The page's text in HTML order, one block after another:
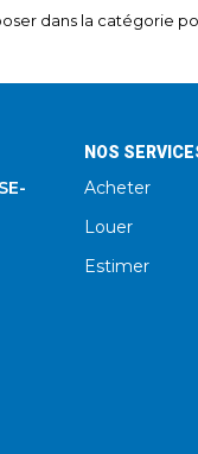
dans la catégorie
NOS
Acheter
Louer
Estimer